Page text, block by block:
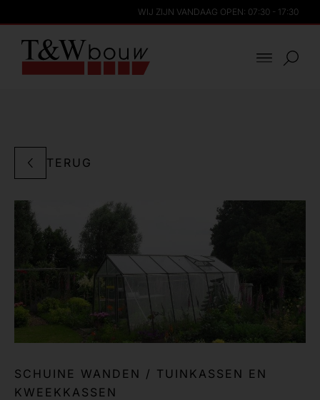
WIJ ZIJN VANDAAG OPEN: 07:30 - 17:30
TERUG
SCHUINE WANDEN / TUINKASSEN EN
KWEEKKASSEN